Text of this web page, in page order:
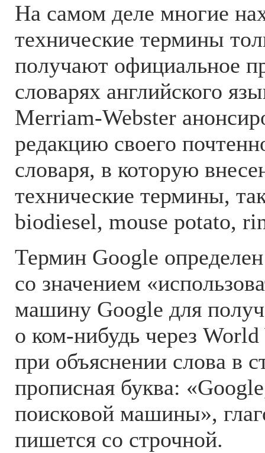
На самом деле многие
технические термины
получают официальное
словарях английского
Merriam-Webster
редакцию своего
словаря, в которую
технические термины,
biodiesel, mouse potato,
Термин Google
со значением
машину Google для
о ком-нибудь через
при объяснении слова в
прописная буква:
поисковой машины»,
пишется со строчной.